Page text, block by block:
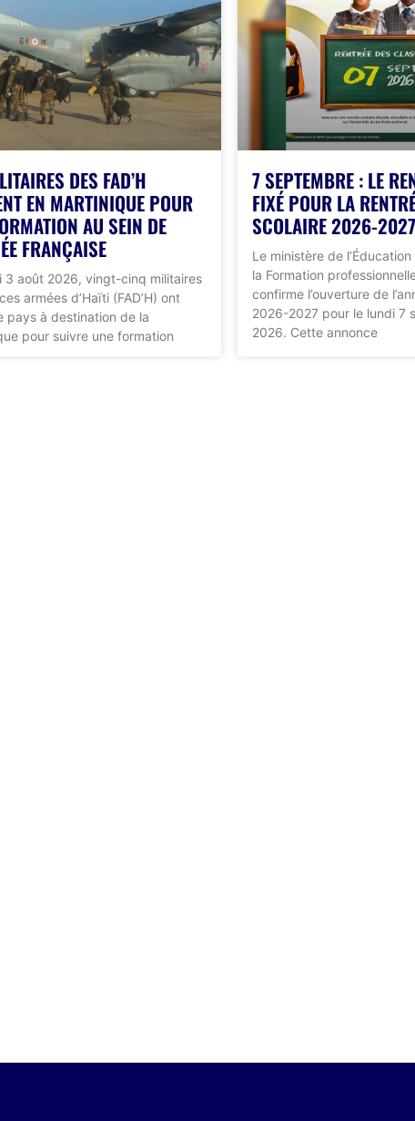
DES FAD’H
EN MARTINIQUE POUR
AU SEIN DE
FRANÇAISE
3 août 2026, vingt-cinq militaires
armées d’Haïti (FAD’H) ont
pays à destination de la
pour suivre une formation
7 SEPTEMBRE : LE
FIXÉ POUR LA
SCOLAIRE 2026-
Le ministère de
la Formation
confirme l’ouverture de
2026-2027 pour le lundi 7
2026. Cette annonce